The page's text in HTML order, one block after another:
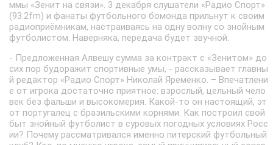
ммы «Зенит на связи». 3 декабря слушатели «Радио Спорт»
(93.2fm) и фанаты футбольного бомонда прильнут к своим
радиоприёмникам, настраиваясь на одну волну со знойным
футболистом. Наверняка, передача будет звучной.
- Предложенная Алвешу сумма за контракт с «Зенитом» до
сих пор будоражит спортивные умы, - рассказывает главны
й редактор «Радио Спорт» Николай Яременко. – Впечатлени
е от игрока достаточно приятное: взрослый, цельный чело
век без фальши и высокомерия. Какой-то он настоящий, эт
от португалец с бразильскими корнями. Как построил свой
быт знойный футболист в суровых погодных условиях Росс
ии? Почему рассматривался именно питерский футбольный